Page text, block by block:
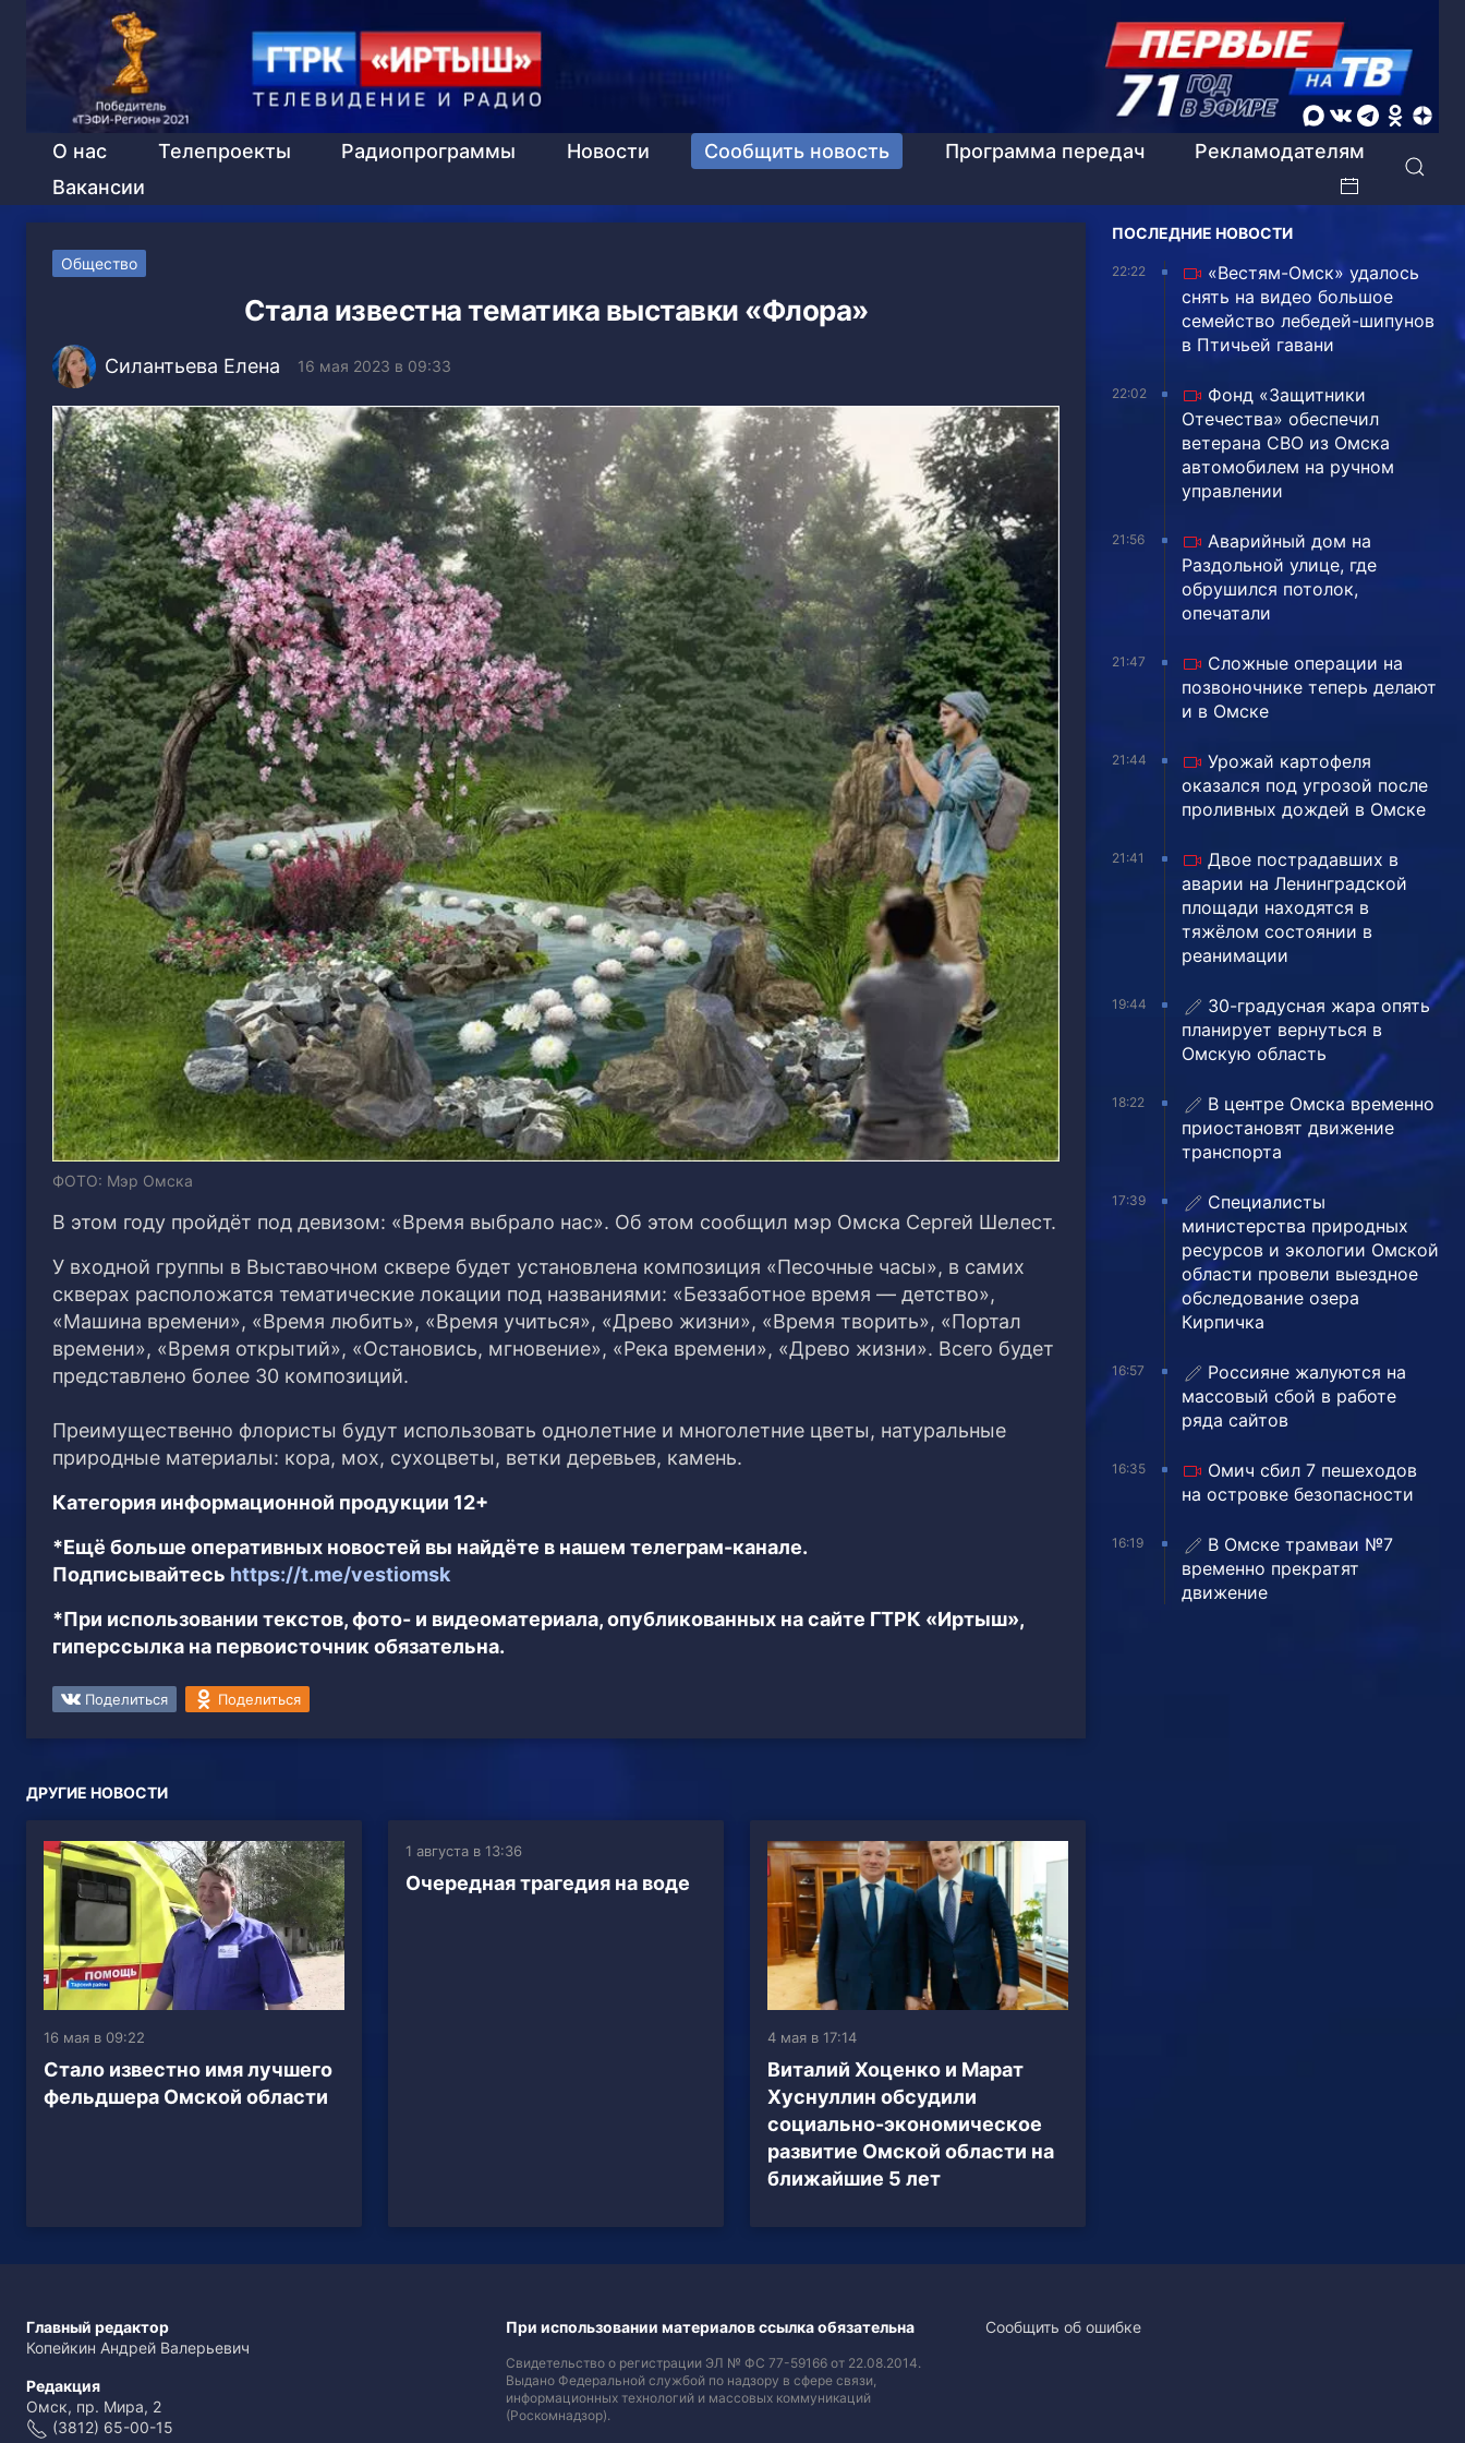
О нас Телепроекты Радиопрограммы Новости Сообщить новость Программа передач
Рекламодателям
Вакансии
Общество
Стала известна тематика выставки «Флора»
Силантьева Елена 16 мая 2023 в 09:33
ФОТО: Мэр Омска
В этом году пройдёт под девизом: «Время выбрало нас». Об этом сообщил мэр Омска Сергей Шелест.
У входной группы в Выставочном сквере будет установлена композиция «Песочные часы», в самих
скверах расположатся тематические локации под названиями: «Беззаботное время — детство»,
«Машина времени», «Время любить», «Время учиться», «Древо жизни», «Время творить», «Портал
времени», «Время открытий», «Остановись, мгновение», «Река времени», «Древо жизни». Всего будет
представлено более 30 композиций.
Преимущественно флористы будут использовать однолетние и многолетние цветы, натуральные
природные материалы: кора, мох, сухоцветы, ветки деревьев, камень.
Категория информационной продукции 12+
*Ещё больше оперативных новостей вы найдёте в нашем телеграм-канале.
Подписывайтесь https://t.me/vestiomsk
*При использовании текстов, фото- и видеоматериала, опубликованных на сайте ГТРК «Иртыш»,
гиперссылка на первоисточник обязательна.
Поделиться Поделиться
ДРУГИЕ НОВОСТИ
16 мая в 09:22
Стало известно имя лучшего
фельдшера Омской области
1 августа в 13:36
Очередная трагедия на воде
4 мая в 17:14
Виталий Хоценко и Марат
Хуснуллин обсудили
социально-экономическое
развитие Омской области на
ближайшие 5 лет
ПОСЛЕДНИЕ НОВОСТИ
22:22
«Вестям-Омск» удалось
снять на видео большое
семейство лебедей-шипунов
в Птичьей гавани
22:02
Фонд «Защитники
Отечества» обеспечил
ветерана СВО из Омска
автомобилем на ручном
управлении
21:56
Аварийный дом на
Раздольной улице, где
обрушился потолок,
опечатали
21:47
Сложные операции на
позвоночнике теперь делают
и в Омске
21:44
Урожай картофеля
оказался под угрозой после
проливных дождей в Омске
21:41
Двое пострадавших в
аварии на Ленинградской
площади находятся в
тяжёлом состоянии в
реанимации
19:44
30-градусная жара опять
планирует вернуться в
Омскую область
18:22
В центре Омска временно
приостановят движение
транспорта
17:39
Специалисты
министерства природных
ресурсов и экологии Омской
области провели выездное
обследование озера
Кирпичка
16:57
Россияне жалуются на
массовый сбой в работе
ряда сайтов
16:35
Омич сбил 7 пешеходов
на островке безопасности
16:19
В Омске трамваи №7
временно прекратят
движение
Главный редактор
Копейкин Андрей Валерьевич
Редакция
Омск, пр. Мира, 2
(3812) 65-00-15
При использовании материалов ссылка обязательна
Свидетельство о регистрации ЭЛ № ФС 77-59166 от 22.08.2014.
Выдано Федеральной службой по надзору в сфере связи,
информационных технологий и массовых коммуникаций
(Роскомнадзор).
Сообщить об ошибке